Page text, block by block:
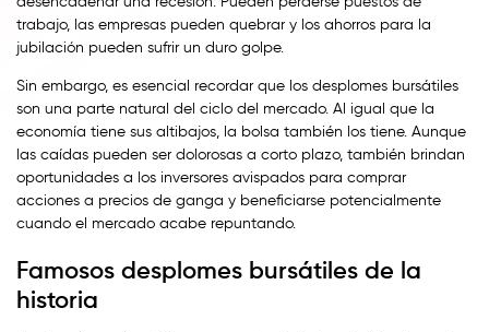
trabajo, las empresas pueden quebrar y los ahorros para la
jubilación pueden sufrir un duro golpe.
Sin embargo, es esencial recordar que los desplomes bursátiles
son una parte natural del ciclo del mercado. Al igual que la
economía tiene sus altibajos, la bolsa también los tiene. Aunque
las caídas pueden ser dolorosas a corto plazo, también brindan
oportunidades a los inversores avispados para comprar
acciones a precios de ganga y beneficiarse potencialmente
cuando el mercado acabe repuntando.
Famosos desplomes bursátiles de la
historia